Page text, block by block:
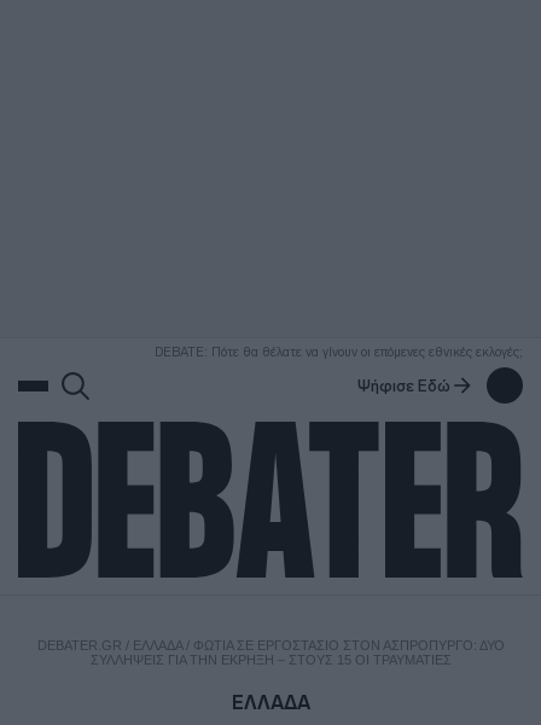
DEBATE: Πότε θα θέλατε να γίνουν οι επόμενες εθνικές εκλογές;
Ψήφισε Εδώ
DEBATER.GR / ΕΛΛΑΔΑ/ ΦΩΤΙΆ ΣΕ ΕΡΓΟΣΤΆΣΙΟ ΣΤΟΝ ΑΣΠΡΌΠΥΡΓΟ: ΔΥΟ
ΣΥΛΛΉΨΕΙΣ ΓΙΑ ΤΗΝ ΈΚΡΗΞΗ – ΣΤΟΥΣ 15 ΟΙ ΤΡΑΥΜΑΤΊΕΣ
ΕΛΛΑΔΑ